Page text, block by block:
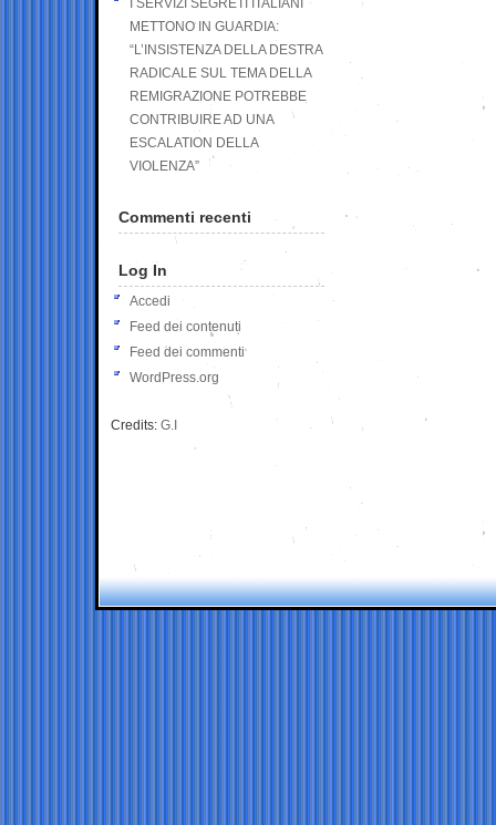
I SERVIZI SEGRETI ITALIANI
METTONO IN GUARDIA:
“L’INSISTENZA DELLA DESTRA
RADICALE SUL TEMA DELLA
REMIGRAZIONE POTREBBE
CONTRIBUIRE AD UNA
ESCALATION DELLA
VIOLENZA”
Commenti recenti
Log In
Accedi
Feed dei contenuti
Feed dei commenti
WordPress.org
Credits: G.I